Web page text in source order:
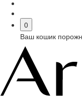
0
Ваш кошик